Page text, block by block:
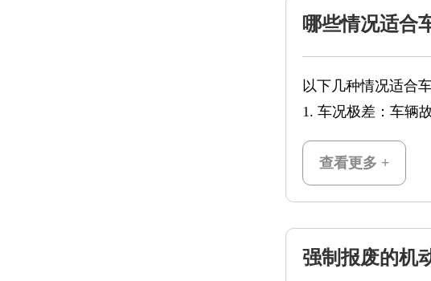
哪些情况适合
以下几种情况适合
1. 车况极差：车辆
标，修复成本远超
2. 政策红利：国四
查看更多 +
强制报废的机